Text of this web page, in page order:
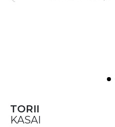
TORII
KASAI